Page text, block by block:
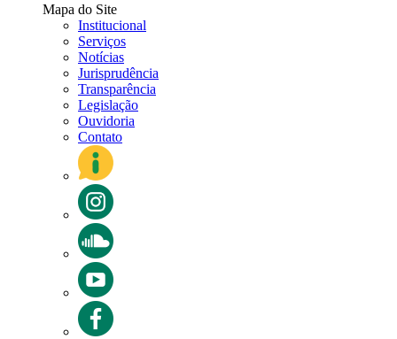
Mapa do Site
Institucional
Serviços
Notícias
Jurisprudência
Transparência
Legislação
Ouvidoria
Contato